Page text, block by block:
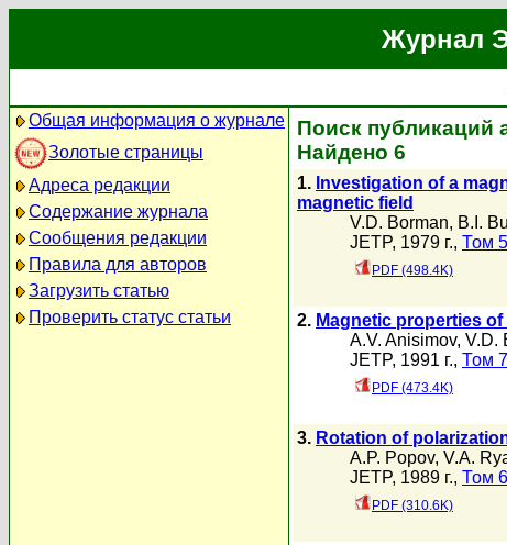
Журнал
Общая информация о журнале
Золотые страницы
Адреса редакции
Содержание журнала
Сообщения редакции
Правила для авторов
Загрузить статью
Проверить статус статьи
Поиск публикаций
Найдено 6
1. Investigation of a
magnetic field
V.D. Borman, B.I.
JETP, 1979 г., Том
PDF (498.4K)
2. Magnetic properties
A.V. Anisimov, V.D.
JETP, 1991 г., Том
PDF (473.4K)
3. Rotation of
A.P. Popov, V.A.
JETP, 1989 г., Том
PDF (310.6K)